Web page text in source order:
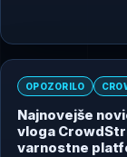
OPOZORILO
Najnovejše
vloga
varnostne